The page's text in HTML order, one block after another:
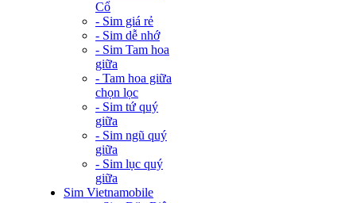
Cổ
- Sim giá rẻ
- Sim dễ nhớ
- Sim Tam hoa
giữa
- Tam hoa giữa
chọn lọc
- Sim tứ quý
giữa
- Sim ngũ quý
giữa
- Sim lục quý
giữa
Sim Vietnamobile